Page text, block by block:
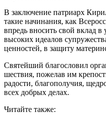
В заключение патриарх
такие начинания, как
впредь вносить свой вклад
высоких идеалов
ценностей, в защиту
Святейший благословил
шествия, пожелав им
радости, благополучия,
всех добрых делах.
Читайте также: